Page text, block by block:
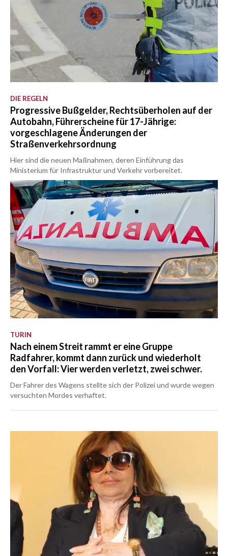
DIE REGELN
Progressive Bußgelder, Rechtsüberholen auf der
Autobahn, Führerscheine für 17-Jährige:
vorgeschlagene Änderungen der
Straßenverkehrsordnung
Hier sind die neuen Maßnahmen, deren Einführung das
Ministerium für Infrastruktur und Verkehr vorbereitet.
TURIN
Nach einem Streit rammt er eine Gruppe
Radfahrer, kommt dann zurück und wiederholt
den Vorfall: Vier werden verletzt, zwei schwer.
Der Fahrer des Wagens stellte sich der Polizei und wurde wegen
versuchten Mordes verhaftet.